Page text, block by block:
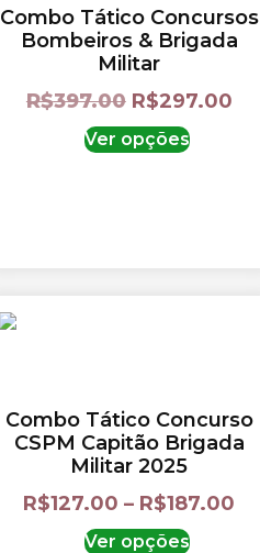
Combo Tático Concursos
Bombeiros & Brigada
Militar
R$397.00 R$297.00
Ver opções
Combo Tático Concurso
CSPM Capitão Brigada
Militar 2025
R$127.00 – R$187.00
Ver opções